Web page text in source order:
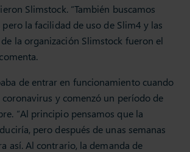
Slimstock. “También buscamos
la facilidad de uso de Slim4 y las
la organización Slimstock fueron el
de entrar en funcionamiento cuando
y comenzó un período de
“Al principio pensamos que la
pero después de unas semanas
así. Al contrario, la demanda de